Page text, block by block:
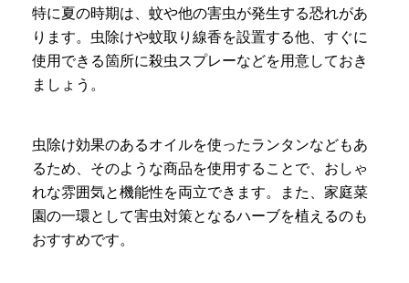
特に夏の時期は、蚊や他の害虫が発生する恐れがあ
ります。虫除けや蚊取り線香を設置する他、すぐに
使用できる箇所に殺虫スプレーなどを用意しておき
ましょう。
虫除け効果のあるオイルを使ったランタンなどもあ
るため、そのような商品を使用することで、おしゃ
れな雰囲気と機能性を両立できます。また、家庭菜
園の一環として害虫対策となるハーブを植えるのも
おすすめです。